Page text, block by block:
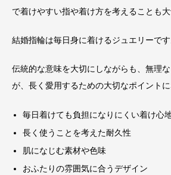
で着けやすい指や着け方を考えることも大
結婚指輪は毎日身に着けるジュエリーです
伝統的な意味を大切にしながらも、無理
が、長く愛用するための大切なポイントに
毎日着けても負担になりにくい着け心
長く使うことを考えた耐久性
肌になじむ素材や色味
おふたりの雰囲気に合うデザイン